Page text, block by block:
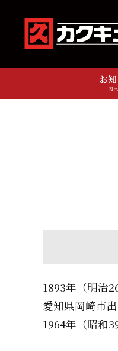
お
1893年（明治
愛知県岡崎市
1964年（昭和